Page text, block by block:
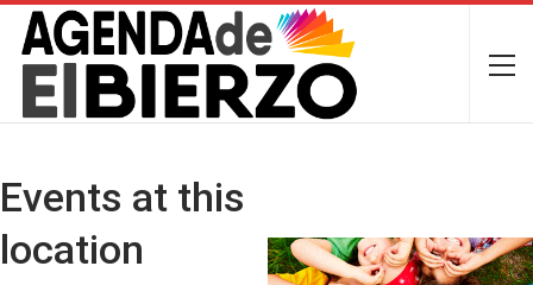
Events at this
location